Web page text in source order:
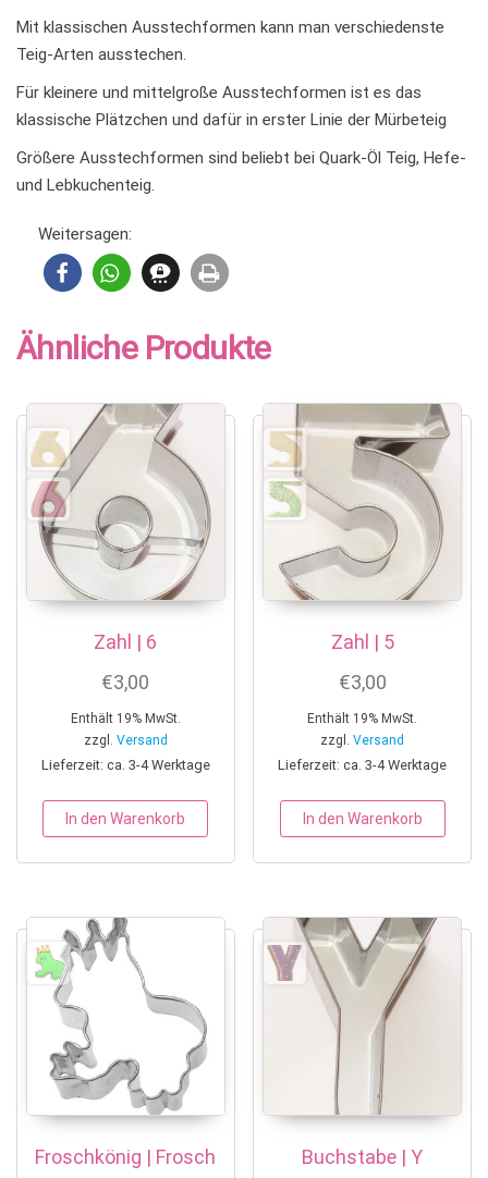
Mit klassischen Ausstechformen kann man verschiedenste
Teig-Arten ausstechen.
Für kleinere und mittelgroße Ausstechformen ist es das
klassische Plätzchen und dafür in erster Linie der Mürbeteig
Größere Ausstechformen sind beliebt bei Quark-Öl Teig, Hefe-
und Lebkuchenteig.
Weitersagen:
Ähnliche Produkte
Zahl | 6
€3,00
Enthält 19% MwSt.
zzgl. Versand
Lieferzeit: ca. 3-4 Werktage
In den Warenkorb
Zahl | 5
€3,00
Enthält 19% MwSt.
zzgl.Versand
Lieferzeit: ca. 3-4 Werktage
In den Warenkorb
Froschkönig | Frosch
Buchstabe | Y